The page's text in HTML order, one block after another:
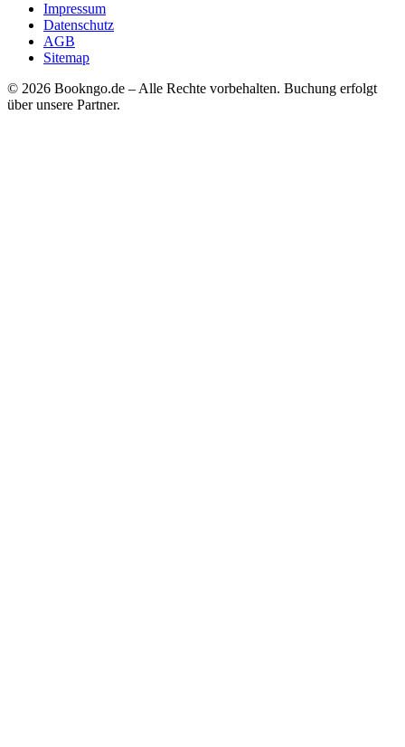
Impressum
Datenschutz
AGB
Sitemap
© 2026 Bookngo.de – Alle Rechte vorbehalten. Buchung erfolgt
über unsere Partner.